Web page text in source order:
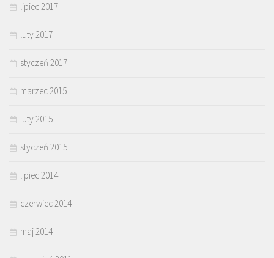
lipiec 2017
luty 2017
styczeń 2017
marzec 2015
luty 2015
styczeń 2015
lipiec 2014
czerwiec 2014
maj 2014